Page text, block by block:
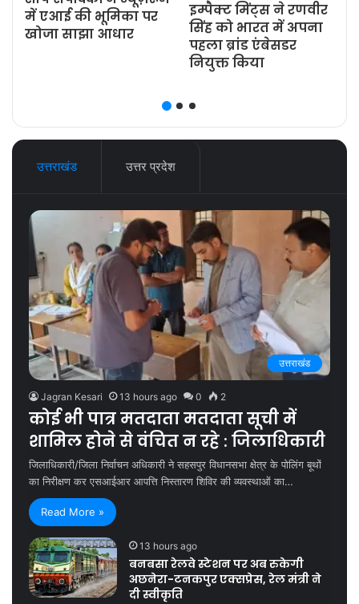
में एआई की भूमिका पर
खोजा साझा आधार
इम्पैक्ट मिंट्स ने रणवीर
सिंह को भारत में अपना
पहला ब्रांड एंबेसडर
नियुक्त किया
उत्तराखंड उत्तर प्रदेश
उत्तराखंड
Jagran Kesari 13 hours ago 0 2
कोई भी पात्र मतदाता मतदाता सूची में
शामिल होने से वंचित न रहे : जिलाधिकारी
जिलाधिकारी/जिला निर्वाचन अधिकारी ने सहसपुर विधानसभा क्षेत्र के पोलिंग बूथों
का निरीक्षण कर एसआईआर आपत्ति निस्तारण शिविर की व्यवस्थाओं का…
Read More »
13 hours ago
बनबसा रेलवे स्टेशन पर अब रुकेगी
अछनेरा-टनकपुर एक्सप्रेस, रेल मंत्री ने
दी स्वीकृति